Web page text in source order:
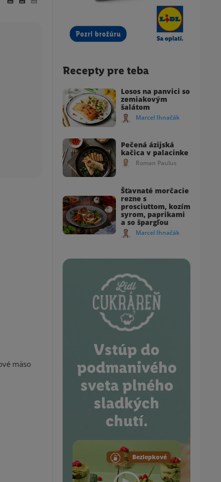
mäso
Recepty pre teba
Losos na panvici so
zemiakovým
šalátom
Marcel Ihnačák
Pečená ázijská
kačica v palacinke
Roman Paulus
Šťavnaté morčacie
rezne s
prosciuttom, kozím
syrom, paprikami
a so špargľou
Marcel Ihnačák
Vstúp do
podmanivého
sveta plného
sladkých
chutí.
Bezlepkové